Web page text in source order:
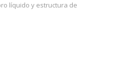
líquido y estructura de